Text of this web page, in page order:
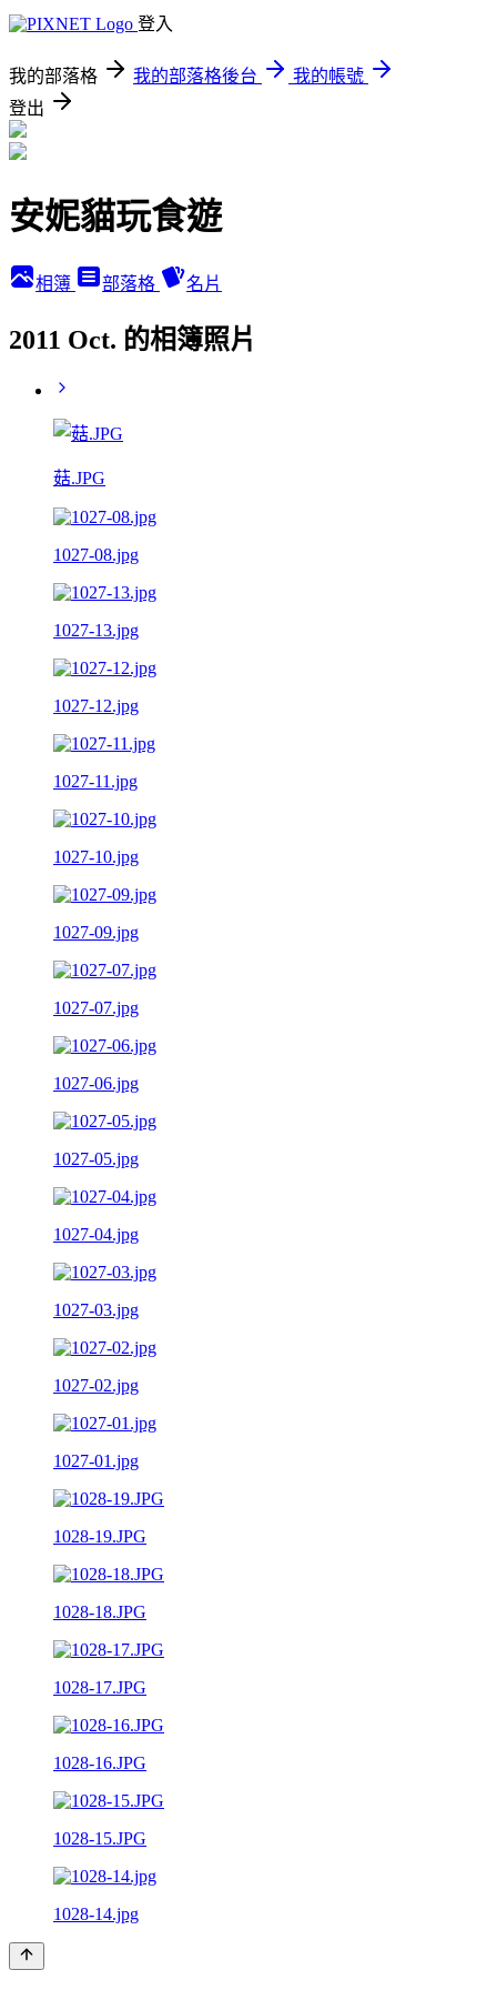
登入
我的部落格 我的部落格後台
我的帳號
登出
安妮貓玩食遊
相簿 部落格 名片
2011 Oct. 的相簿照片
菇.JPG
1027-08.jpg
1027-13.jpg
1027-12.jpg
1027-11.jpg
1027-10.jpg
1027-09.jpg
1027-07.jpg
1027-06.jpg
1027-05.jpg
1027-04.jpg
1027-03.jpg
1027-02.jpg
1027-01.jpg
1028-19.JPG
1028-18.JPG
1028-17.JPG
1028-16.JPG
1028-15.JPG
1028-14.jpg